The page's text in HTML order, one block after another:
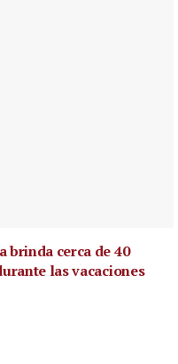
brinda cerca de 40
las vacaciones